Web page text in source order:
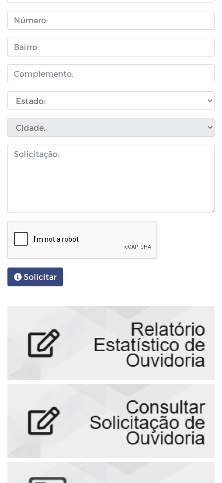
Solicitar